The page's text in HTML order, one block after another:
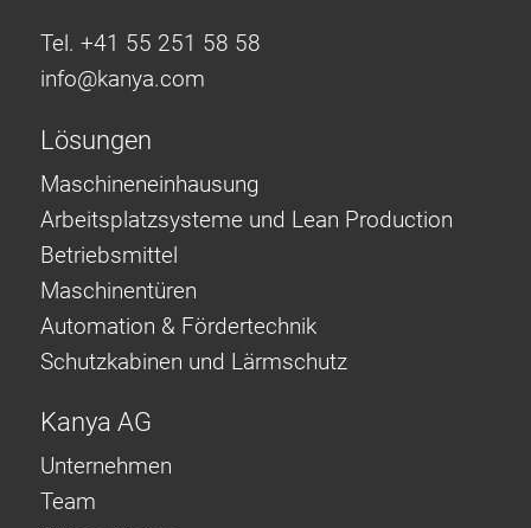
Tel. +41 55 251 58 58
info@kanya.com
Lösungen
Maschineneinhausung
Arbeitsplatzsysteme und Lean Production
Betriebsmittel
Maschinentüren
Automation & Fördertechnik
Schutzkabinen und Lärmschutz
Kanya AG
Unternehmen
Team